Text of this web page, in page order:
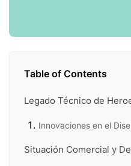
Table of Contents
Legado Técnico de
Innovaciones en el
Situación Comercial y